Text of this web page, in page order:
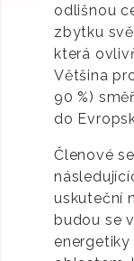
odlišnou
zbytku
která
Většina
90 %)
do
Členové
uskuteční
budou se